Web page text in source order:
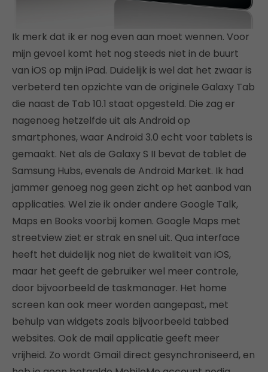
Ik merk dat ik er nog even aan moet wennen. Voor
mijn gevoel komt het nog steeds niet in de buurt
van iOS op mijn iPad. Duidelijk is wel dat het zwaar is
verbeterd ten opzichte van de originele Galaxy Tab
die naast de Tab 10.1 staat opgesteld. Die zag er
nagenoeg hetzelfde uit als Android op
smartphones, waar Android 3.0 echt voor tablets is
gemaakt. Net als de Galaxy S II bevat de tablet de
Samsung Hubs, evenals de Android Market. Ik had
jammer genoeg nog geen zicht op het aanbod van
applicaties. Wel zie ik onder andere Google Talk,
Maps en Books voorbij komen. Google Maps met
streetview ziet er strak en snel uit. Qua interface
heeft het duidelijk nog niet de kwaliteit van iOS,
maar het geeft de gebruiker wel meer controle,
door bijvoorbeeld de taskmanager. Het home
screen kan ook meer worden aangepast, met
behulp van widgets zoals bijvoorbeeld tabbed
websites. Ook de mail applicatie geeft meer
vrijheid. Zo wordt Gmail direct gesynchroniseerd, en